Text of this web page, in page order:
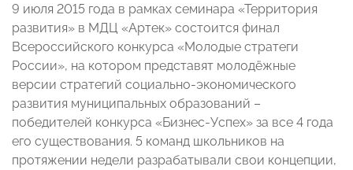
9 июля 2015 года в рамках семинара «Территория
развития» в МДЦ «Артек» состоится финал
Всероссийского конкурса «Молодые стратеги
России», на котором представят молодёжные
версии стратегий социально-экономического
развития муниципальных образований –
победителей конкурса «Бизнес-Успех» за все 4 года
его существования. 5 команд школьников на
протяжении недели разрабатывали свои концепции,